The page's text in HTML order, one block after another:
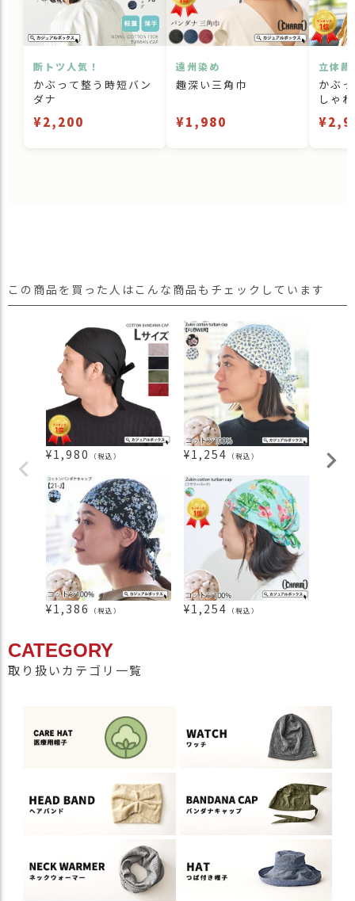
断トツ人気！
かぶって整う時短バン
ダナ
¥2,200
遠州染め
趣深い三角巾
¥1,980
立体
かぶ
しゃ
この商品を買った人はこんな商品もチェックしています
¥1,980 （税込） ¥1,254 （税込） ¥
¥1,386 （税込） ¥1,254 （税込）
CATEGORY
取り扱いカテゴリ一覧